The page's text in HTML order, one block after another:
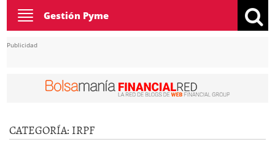
Toggle
navigation
Gestión Pyme
Publicidad
CATEGORÍA: IRPF